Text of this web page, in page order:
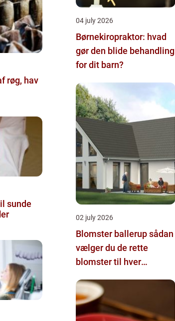
røg, hav
sunde
04 july 2026
Børnekiropraktor: hvad
gør den blide behandling
for dit barn?
02 july 2026
Blomster ballerup sådan
vælger du de rette
blomster til hver